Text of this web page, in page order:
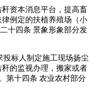
资本消息平台，提高畜
例定的扶植养殖场（小
十四条 景象形象部分发
标人制定施工现场扬尘
的监视办理，搬家或者
第十四条 农业农村部分